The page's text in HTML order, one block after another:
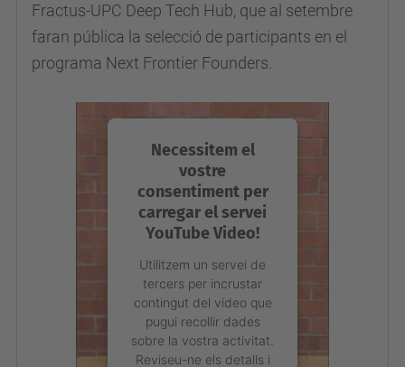
Fractus-UPC Deep Tech Hub, que al setembre
faran pública la selecció de participants en el
programa Next Frontier Founders.
Necessitem el
vostre
consentiment per
carregar el servei
YouTube Video!
Utilitzem un servei de
tercers per incrustar
contingut del vídeo que
pugui recollir dades
sobre la vostra activitat.
Reviseu-ne els detalls i